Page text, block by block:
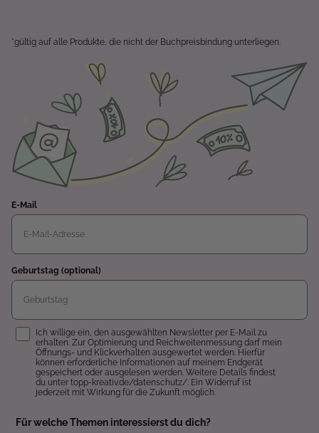
*gültig auf alle Produkte, die nicht der Buchpreisbindung unterliegen.
E-Mail
Geburtstag (optional)
Einwilligung
Ich willige ein, den ausgewählten Newsletter per E-Mail zu
erhalten. Zur Optimierung und Reichweitenmessung darf mein
Öffnungs- und Klickverhalten ausgewertet werden. Hierfür
können erforderliche Informationen auf meinem Endgerät
gespeichert oder ausgelesen werden. Weitere Details findest
du unter topp-kreativ.de/datenschutz/. Ein Widerruf ist
jederzeit mit Wirkung für die Zukunft möglich.
Für welche Themen interessierst du dich?